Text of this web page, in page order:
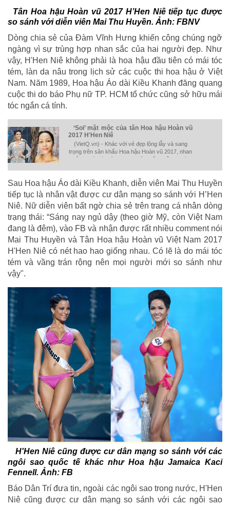
Tân Hoa hậu Hoàn vũ 2017 H’Hen Niê tiếp tục được
so sánh với diễn viên Mai Thu Huyền. Ảnh: FBNV
Dòng chia sẻ của Đàm Vĩnh Hưng khiến công chúng ngỡ
ngàng vì sự trùng hợp nhan sắc của hai người đẹp. Như
vậy, H'Hen Niê không phải là hoa hậu đầu tiên có mái tóc
tém, làn da nâu trong lịch sử các cuộc thi hoa hậu ở Việt
Nam. Năm 1989, Hoa hậu Áo dài Kiều Khanh đăng quang
cuộc thi do báo Phụ nữ TP. HCM tổ chức cũng sở hữu mái
tóc ngắn cá tính.
‘Soi’ mặt mộc của tân Hoa hậu Hoàn vũ
2017 H'Hen Niê
(VietQ.vn) - Khác với vẻ đẹp lộng lẫy và sang
trọng trên sân khấu Hoa hậu Hoàn vũ 2017, nhan
sắc ngoài đời của H'Hen Niê khiến nhiều người
Sau Hoa hậu Áo dài Kiều Khanh, diễn viên Mai Thu Huyền
tiếp tục là nhân vật được cư dân mạng so sánh với H’Hen
Niê. Nữ diễn viên bất ngờ chia sẻ trên trang cá nhân dòng
trạng thái: “Sáng nay ngủ dậy (theo giờ Mỹ, còn Việt Nam
đang là đêm), vào FB và nhận được rất nhiều comment nói
Mai Thu Huyền và Tân Hoa hậu Hoàn vũ Việt Nam 2017
H'Hen Niê có nét hao hao giống nhau. Có lẽ là do mái tóc
tém và vầng trán rộng nên mọi người mới so sánh như
vậy".
H'Hen Niê cũng được cư dân mạng so sánh với các
ngôi sao quốc tế khác như Hoa hậu Jamaica Kaci
Fennell. Ảnh: FB
Báo Dân Trí đưa tin, ngoài các ngôi sao trong nước, H'Hen
Niê cũng được cư dân mạng so sánh với các ngôi sao